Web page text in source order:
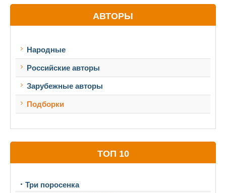
АВТОРЫ
Народные
Российские авторы
Зарубежные авторы
Подборки
ТОП 10
Три поросенка